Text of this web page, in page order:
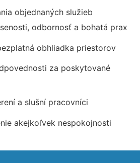
objednaných služieb
odbornosť a bohatá prax
obhliadka priestorov
za poskytované
a slušní pracovníci
akejkoľvek nespokojnosti